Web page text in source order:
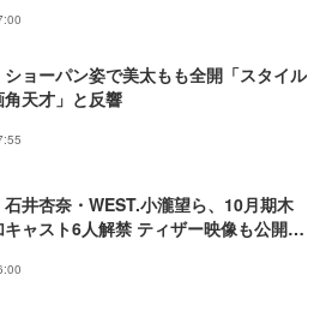
ョーパン姿で美太もも全開「スタイル
天才」と反響
井杏奈・WEST.小瀧望ら、10月期木
ャスト6人解禁 ティザー映像も公開